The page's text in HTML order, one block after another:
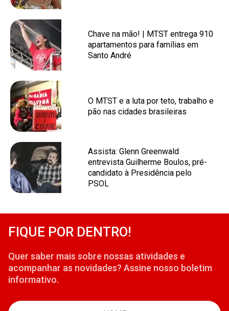
Chave na mão! | MTST entrega 910
apartamentos para famílias em
Santo André
O MTST e a luta por teto, trabalho e
pão nas cidades brasileiras
Assista: Glenn Greenwald
entrevista Guilherme Boulos, pré-
candidato à Presidência pelo
PSOL
FIQUE POR DENTRO!
Quer saber mais sobre nossas atividades e
acompanhar as novidades? Assine nosso boletim
informativo.